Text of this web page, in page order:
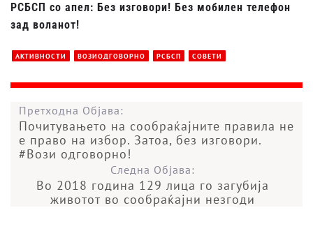
РСБСП со апел: Без изговори! Без мобилен телефон
зад воланот!
АКТИВНОСТИ ВОЗИОДГОВОРНО РСБСП СОВЕТИ
Претходна Објава:
Почитувањето на сообраќајните правила не
е право на избор. Затоа, без изговори.
#Вози одговорно!
Следна Објава:
Во 2018 година 129 лица го загубиja
животот во сообраќајни незгоди